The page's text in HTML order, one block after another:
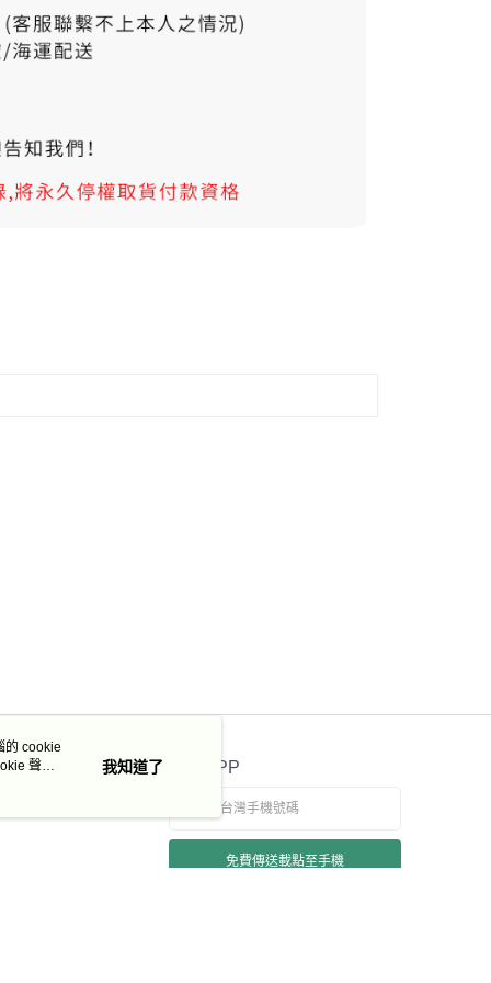
官方APP
免費傳送載點至手機
的 cookie
聲明
我知道了